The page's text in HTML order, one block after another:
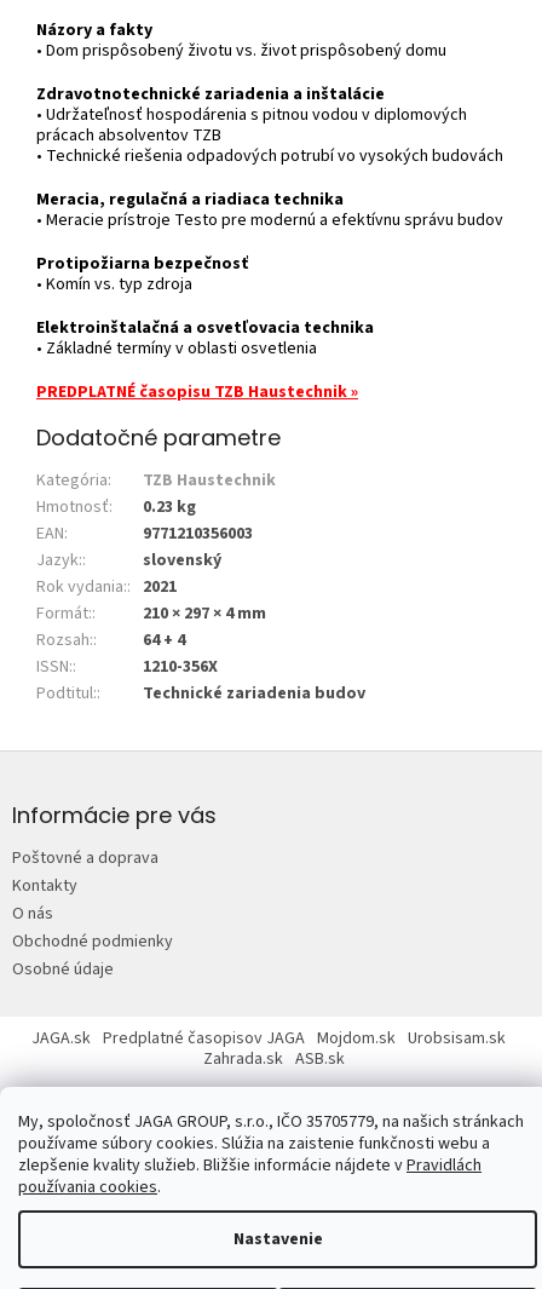
My, spoločnosť JAGA GROUP, s.r.o., IČO 35705779, na našich stránkach
používame súbory cookies. Slúžia na zaistenie funkčnosti webu a
zlepšenie kvality služieb. Bližšie informácie nájdete vPravidlách
používania cookies.
Nastavenie
Názory a fakty
• Dom prispôsobený životu vs. život prispôsobený domu
Zdravotnotechnické zariadenia a inštalácie
• Udržateľnosť hospodárenia s pitnou vodou v diplomových
prácach absolventov TZB
• Technické riešenia odpadových potrubí vo vysokých budovách
Meracia, regulačná a riadiaca technika
• Meracie prístroje Testo pre modernú a efektívnu správu budov
Protipožiarna bezpečnosť
• Komín vs. typ zdroja
Elektroinštalačná a osvetľovacia technika
• Základné termíny v oblasti osvetlenia
PREDPLATNÉ časopisu TZB Haustechnik »
Dodatočné parametre
Kategória:
TZB Haustechnik
Hmotnosť:
0.23 kg
EAN:
9771210356003
Jazyk::
slovenský
Rok vydania:: 2021
Formát::
210 × 297 × 4 mm
Rozsah::
64 + 4
ISSN::
1210-356X
Podtitul:: Technické zariadenia budov
p
e
Informácie pre vás
Poštovné a doprava
Kontakty
O nás
Obchodné podmienky
Osobné údaje
JAGA.sk Predplatné časopisov JAGA Mojdom.sk Urobsisam.sk
Zahrada.sk ASB.sk
Copyright 2026JAGASTORE.sk